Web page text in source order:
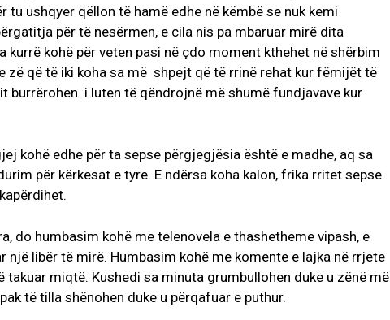
tu ushqyer qëllon të hamë edhe në këmbë se nuk kemi
për të nesërmen, e cila nis pa mbaruar mirë dita
kurrë kohë për veten pasi në çdo moment kthehet në shërbim
zë që të iki koha sa më shpejt që të rrinë rehat kur fëmijët të
burrërohen i luten të qëndrojnë më shumë fundjavave kur
kohë edhe për ta sepse përgjegjësia është e madhe, aq sa
për kërkesat e tyre. E ndërsa koha kalon, frika rritet sepse
do humbasim kohë me telenovela e thashetheme vipash, e
një libër të mirë. Humbasim kohë me komente e lajka në rrjete
miqtë. Kushedi sa minuta grumbullohen duke u zënë më
të tilla shënohen duke u përqafuar e puthur.